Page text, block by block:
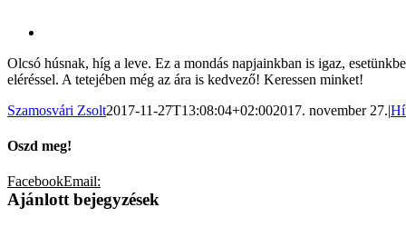
Olcsó húsnak, híg a leve. Ez a mondás napjainkban is igaz,
eléréssel. A tetejében még az ára is kedvező! Keressen minket!
Szamosvári Zsolt2017-11-27T13:08:04+02:002017. november 27.|
Oszd meg!
FacebookEmail:
Ajánlott bejegyzések